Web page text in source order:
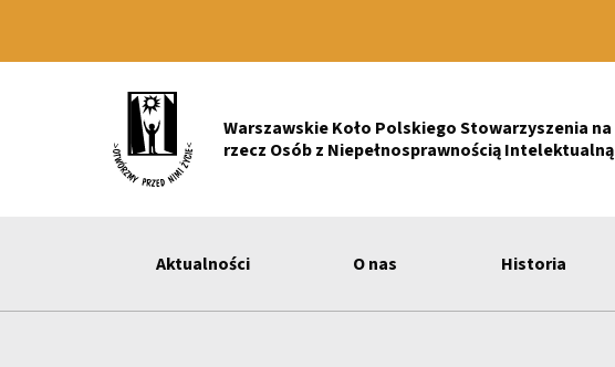
Warszawskie Koło Polskiego Stowarzyszenia na
rzecz Osób z Niepełnosprawnością Intelektualną
Aktualności O nas Historia